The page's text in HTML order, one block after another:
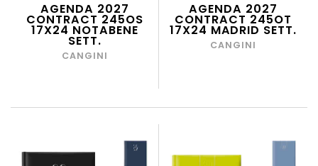
AGENDA 2027
CONTRACT 245OS
17X24 NOTABENE
SETT.
CANGINI
AGENDA 2027
CONTRACT 245OT
17X24 MADRID SETT.
CANGINI